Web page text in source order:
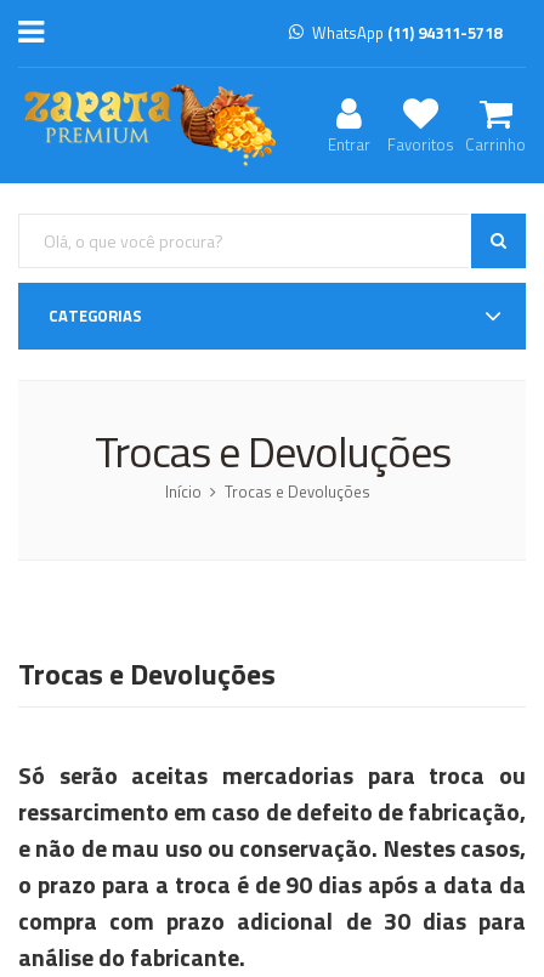
WhatsApp (11) 94311-5718
Entrar Favoritos Carrinho
CATEGORIAS
Trocas e Devoluções
Início Trocas e Devoluções
Trocas e Devoluções
Só serão aceitas mercadorias para troca ou
ressarcimento em caso de defeito de fabricação,
e não de mau uso ou conservação. Nestes casos,
o prazo para a troca é de 90 dias após a data da
compra com prazo adicional de 30 dias para
análise do fabricante.